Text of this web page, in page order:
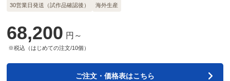
30営業日発送（試作品確認後） 海外生産
68,200 円～
※税込（はじめての注文/10個）
ご注文・価格表はこちら